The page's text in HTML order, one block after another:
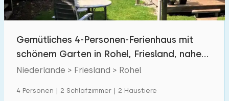
Freibad 0
Kinderanimation
Kindereinrichtungen im Park
Zugänglichkeit
Gemütliches 4-Personen-Ferienhaus mit
schönem Garten in Rohel, Friesland, nahe
dem Tjeukem
Niederlande > Friesland > Rohel
4 Personen | 2 Schlafzimmer | 2 Haustiere